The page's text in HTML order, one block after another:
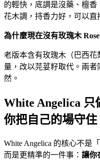
的輕快，底調是沒藥、檀
花木調，持香力好，可以直
為什麼現在沒有玫瑰木
老版本含有玫瑰木（巴西
量，改以芫荽籽取代。兩
然。
White Angelica
你把自己的場守住
White Angelica 的核心不是
而是更精準的一件事： 讓你